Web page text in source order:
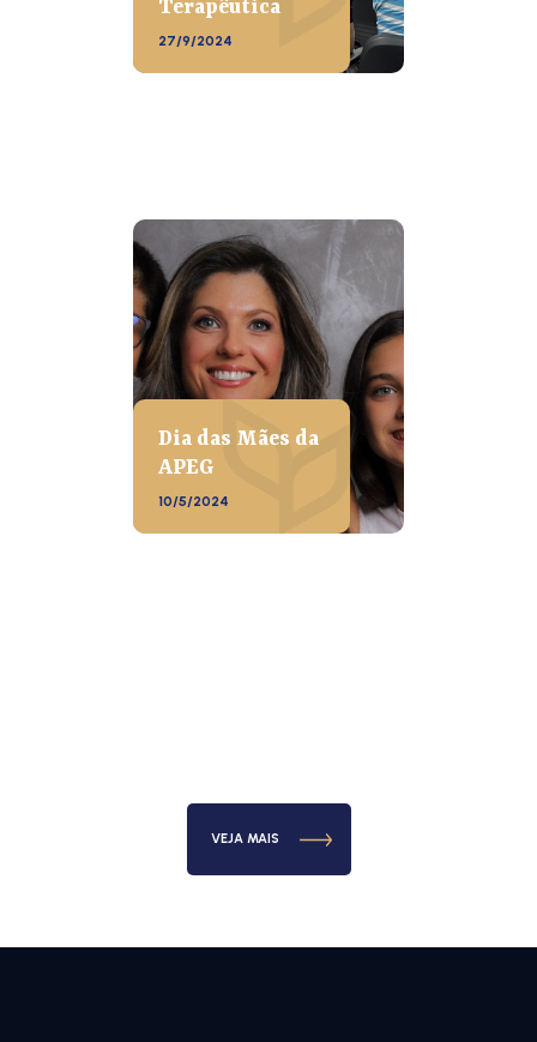
Terapêutica
27/9/2024
Dia das Mães da
APEG
10/5/2024
VEJA MAIS